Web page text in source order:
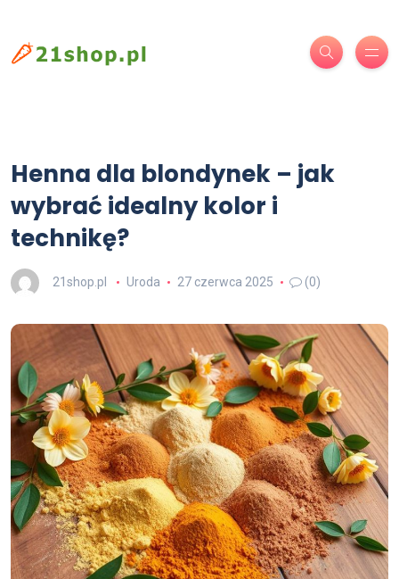
Henna dla blondynek – jak
wybrać idealny kolor i
technikę?
21shop.pl Uroda 27 czerwca 2025 (0)